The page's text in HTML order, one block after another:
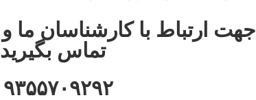
جهت ارتباط با کارشناسان ما
تماس بگیرید